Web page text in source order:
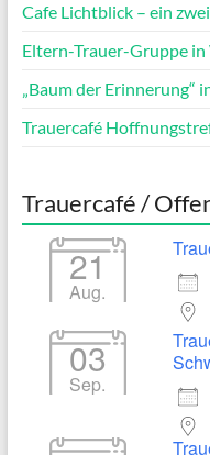
Cafe Lichtblick – ein
Eltern-Trauer-Gruppe in
„Baum der Erinnerung“
Trauercafé
Trauercafé /
21
Aug.
03
Sep.